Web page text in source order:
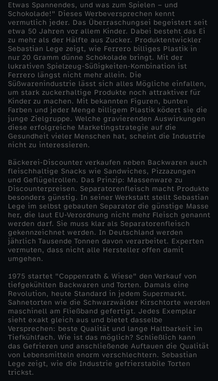
i
t
t
e
l
i
n
d
u
s
t
r
i
e
-
D
Etwas Spannendes, und was zum Spielen – und
Schokolade!" Dieses Werbeversprechen kennt
vermutlich jeder. Das Überraschungsei begeistert seit
etwa 50 Jahren vor allem Kinder. Dabei besteht das Ei
zu mehr als der Hälfte aus Zucker. Produktentwickler
Sebastian Lege zeigt, wie Ferrero billiges Plastik in
nur 20 Gramm dünne Schokolade bringt. Mit der
lukrativen Spielzeug-Süßigkeiten-Kombination ist
Ferrero längst nicht mehr allein. Die
Süßwarenindustrie lässt sich alles Mögliche einfallen,
um stark zuckerhaltige Produkte noch attraktiver für
Kinder zu machen. Mit bekannten Figuren, bunten
Farben und jeder Menge billigem Plastik ködert sie die
junge Zielgruppe. Welche gravierenden Auswirkungen
diese erfolgreiche Marketingstrategie auf die
Gesundheit vieler Menschen hat, scheint die Industrie
nicht zu interessieren.
Bäckerei-Discounter verkaufen neben Backwaren auch
fleischhaltige Snacks wie Sandwiches, Pizzazungen
und Geflügelrollen. Das Prinzip: Massenware zu
Discounterpreisen. Separatorenfleisch macht Produkte
besonders günstig. In seiner Werkstatt stellt Sebastian
Lege im selbst gebauten Separator die günstige Masse
her, die laut EU-Verordnung nicht mehr Fleisch genannt
werden darf. Sie muss klar als Separatorenfleisch
gekennzeichnet werden. In Deutschland werden
jährlich Tausende Tonnen davon verarbeitet. Experten
vermuten, dass nicht alle Hersteller offen damit
umgehen.
1975 startet "Coppenrath & Wiese" den Verkauf von
tiefgekühlten Backwaren und Torten. Damals eine
Revolution, heute Standard in jedem Supermarkt.
Sahnetorten wie die Schwarzwälder Kirschtorte werden
maschinell am Fließband gefertigt. Jedes Exemplar
sieht exakt gleich aus und bietet dasselbe
Versprechen: beste Qualität und lange Haltbarkeit im
Tiefkühlfach. Wie ist das möglich? Schließlich kann
das Gefrieren und anschließende Auftauen die Qualität
von Lebensmitteln enorm verschlechtern. Sebastian
Lege zeigt, wie die Industrie gefrierstabile Torten
trickst.